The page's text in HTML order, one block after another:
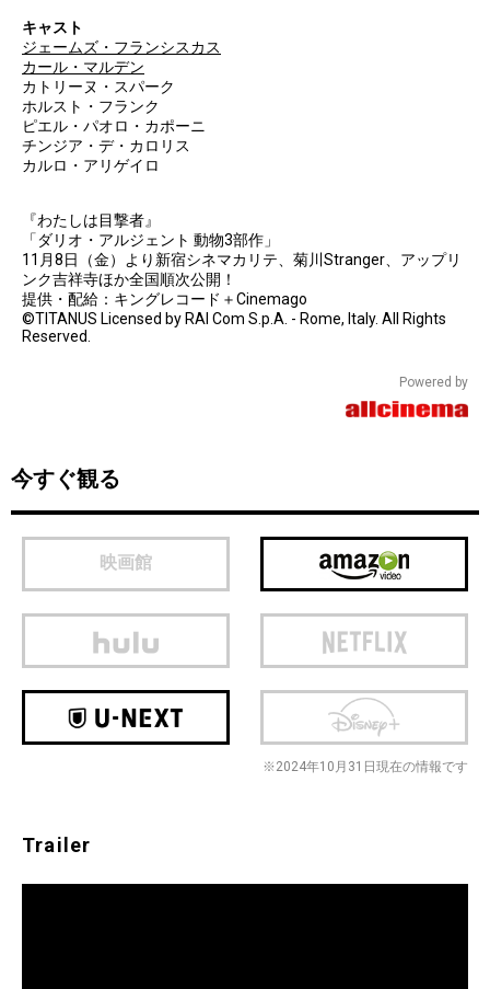
キャスト
ジェームズ・フランシスカス
カール・マルデン
カトリーヌ・スパーク
ホルスト・フランク
ピエル・パオロ・カポーニ
チンジア・デ・カロリス
カルロ・アリゲイロ
『わたしは目撃者』
「ダリオ・アルジェント 動物3部作」
11月8日（金）より新宿シネマカリテ、菊川Stranger、アップリ
ンク吉祥寺ほか全国順次公開！
提供・配給：キングレコード＋Cinemago
©TITANUS Licensed by RAI Com S.p.A. - Rome, Italy. All Rights
Reserved.
Powered by
今すぐ観る
映画館
※2024年10月31日現在の情報です
Trailer